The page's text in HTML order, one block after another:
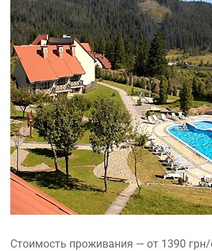
Стоимость проживания — от 1390 грн/